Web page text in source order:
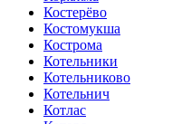
Костерёво
Костомукша
Кострома
Котельники
Котельниково
Котельнич
Котлас